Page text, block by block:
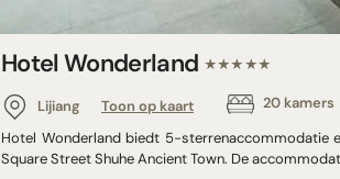
Hotel Wonderland ★★★★★
Lijiang Toon op kaart 20 kamers
Hotel Wonderland biedt 5-sterrenaccommodatie
Square Street Shuhe Ancient Town. De